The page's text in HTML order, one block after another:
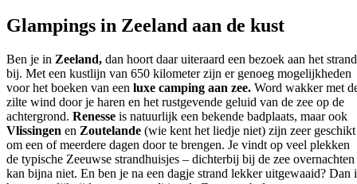
Glampings in Zeeland aan de kust
Ben je in Zeeland, dan hoort daar uiteraard een bezoek aan het strand
bij. Met een kustlijn van 650 kilometer zijn er genoeg mogelijkheden
voor het boeken van een luxe camping aan zee. Word wakker met
zilte wind door je haren en het rustgevende geluid van de zee op de
achtergrond. Renesse is natuurlijk een bekende badplaats, maar ook
Vlissingen en Zoutelande (wie kent het liedje niet) zijn zeer geschikt
om een of meerdere dagen door te brengen. Je vindt op veel plekken
de typische Zeeuwse strandhuisjes – dichterbij bij de zee overnachten
kan bijna niet. En ben je na een dagje strand lekker uitgewaaid? Dan